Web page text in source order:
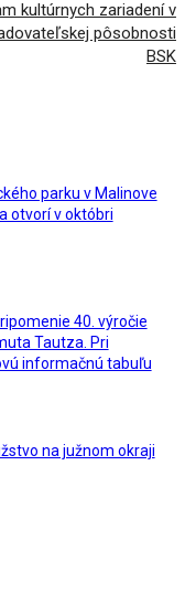
kultúrnych zariadení v
pôsobnosti
BSK
parku v Malinove
otvorí v októbri
40. výročie
Tautza. Pri
informačnú tabuľu
na južnom okraji